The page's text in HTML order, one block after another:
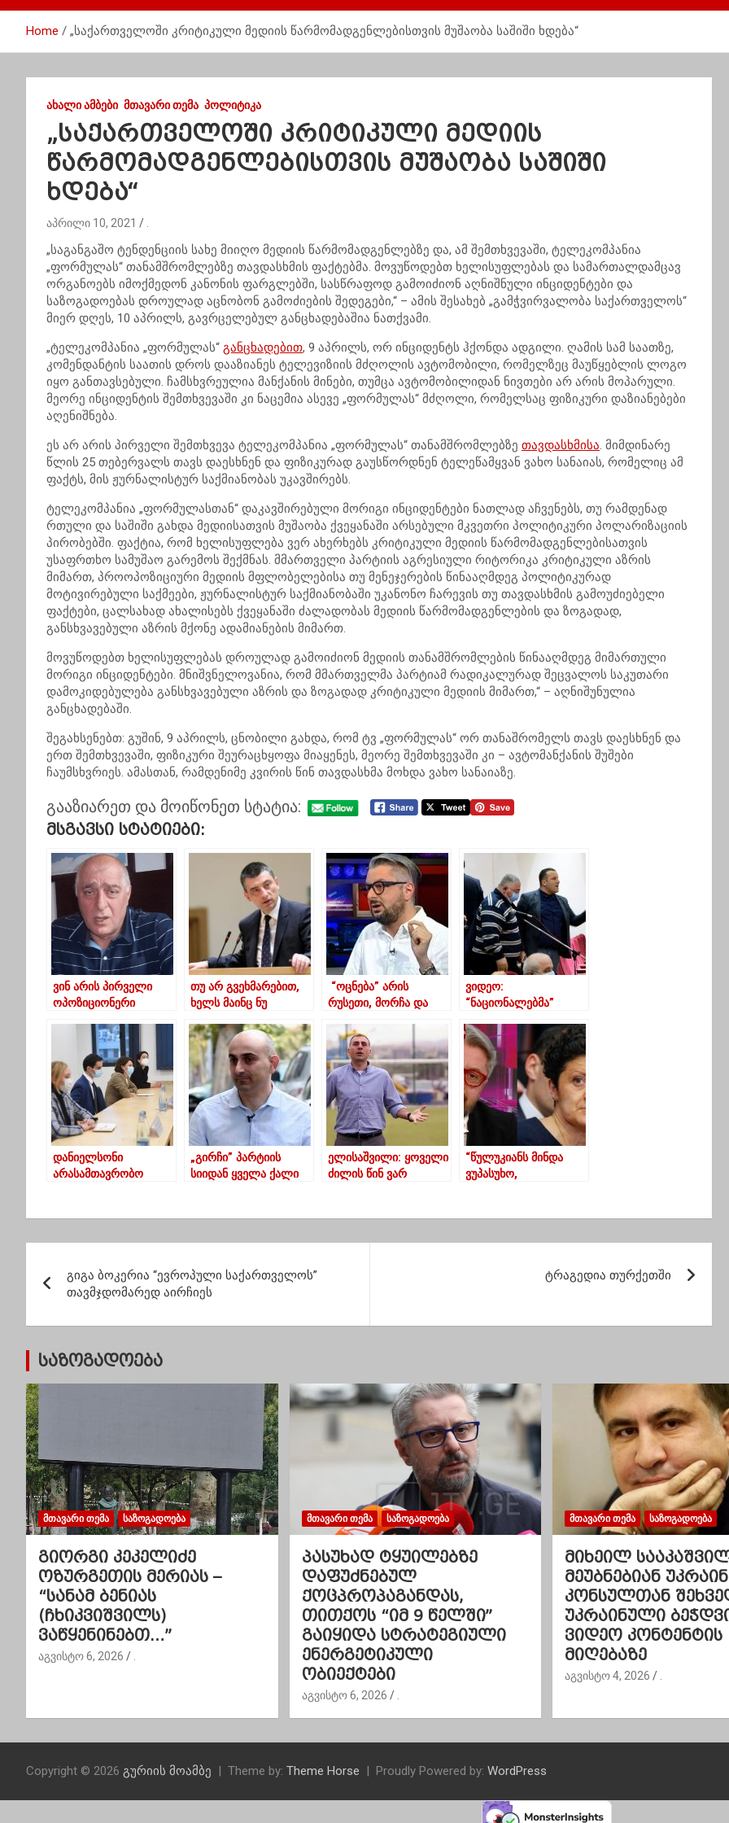
Home „საქართველოში კრიტიკული მედიის წარმომადგენლებისთვის მუშაობა საშიში ხდება“
ᲐᲮᲐᲚᲘ ᲐᲛᲑᲔᲑᲘ ᲛᲗᲐᲕᲐᲠᲘ ᲗᲔᲛᲐ ᲞᲝᲚᲘᲢᲘᲙᲐ
„საქართველოში კრიტიკული მედიის
წარმომადგენლებისთვის მუშაობა საშიში
ხდება“
აპრილი 10, 2021
„საგანგაშო ტენდენციის სახე მიიღო მედიის წარმომადგენლებზე და, ამ შემთხვევაში, ტელეკომპანია
„ფორმულას“ თანამშრომლებზე თავდასხმის ფაქტებმა. მოვუწოდებთ ხელისუფლებას და სამართალდამცავ
ორგანოებს იმოქმედონ კანონის ფარგლებში, სასწრაფოდ გამოიძიონ აღნიშნული ინციდენტები და
საზოგადოებას დროულად აცნობონ გამოძიების შედეგები,“ – ამის შესახებ „გამჭვირვალობა საქართველოს“
მიერ დღეს, 10 აპრილს, გავრცელებულ განცხადებაშია ნათქვამი.
„ტელეკომპანია „ფორმულას“ განცხადებით, 9 აპრილს, ორ ინციდენტს ჰქონდა ადგილი. ღამის სამ საათზე,
კომენდანტის საათის დროს დააზიანეს ტელევიზიის მძღოლის ავტომობილი, რომელზეც მაუწყებლის ლოგო
იყო განთავსებული. ჩამსხვრეულია მანქანის მინები, თუმცა ავტომობილიდან ნივთები არ არის მოპარული.
მეორე ინციდენტის შემთხვევაში კი ნაცემია ასევე „ფორმულას“ მძღოლი, რომელსაც ფიზიკური დაზიანებები
აღენიშნება.
ეს არ არის პირველი შემთხვევა ტელეკომპანია „ფორმულას“ თანამშრომლებზე თავდასხმისა. მიმდინარე
წლის 25 თებერვალს თავს დაესხნენ და ფიზიკურად გაუსწორდნენ ტელეწამყვან ვახო სანაიას, რომელიც ამ
ფაქტს, მის ჟურნალისტურ საქმიანობას უკავშირებს.
ტელეკომპანია „ფორმულასთან“ დაკავშირებული მორიგი ინციდენტები ნათლად აჩვენებს, თუ რამდენად
რთული და საშიში გახდა მედიისათვის მუშაობა ქვეყანაში არსებული მკვეთრი პოლიტიკური პოლარიზაციის
პირობებში. ფაქტია, რომ ხელისუფლება ვერ ახერხებს კრიტიკული მედიის წარმომადგენლებისათვის
უსაფრთხო სამუშაო გარემოს შექმნას. მმართველი პარტიის აგრესიული რიტორიკა კრიტიკული აზრის
მიმართ, პროოპოზიციური მედიის მფლობელებისა თუ მენეჯერების წინააღმდეგ პოლიტიკურად
მოტივირებული საქმეები, ჟურნალისტურ საქმიანობაში უკანონო ჩარევის თუ თავდასხმის გამოუძიებელი
ფაქტები, ცალსახად ახალისებს ქვეყანაში ძალადობას მედიის წარმომადგენლების და ზოგადად,
განსხვავებული აზრის მქონე ადამიანების მიმართ.
მოვუწოდებთ ხელისუფლებას დროულად გამოიძიონ მედიის თანამშრომლების წინააღმდეგ მიმართული
მორიგი ინციდენტები. მნიშვნელოვანია, რომ მმართველმა პარტიამ რადიკალურად შეცვალოს საკუთარი
დამოკიდებულება განსხვავებული აზრის და ზოგადად კრიტიკული მედიის მიმართ,“ – აღნიშუნულია
განცხადებაში.
შეგახსენებთ: გუშინ, 9 აპრილს, ცნობილი გახდა, რომ ტვ „ფორმულას“ ორ თანაშრომელს თავს დაესხნენ და
ერთ შემთხვევაში, ფიზიკური შეურაცხყოფა მიაყენეს, მეორე შემთხვევაში კი – ავტომანქანის შუშები
ჩაუმსხვრიეს. ამასთან, რამდენიმე კვირის წინ თავდასხმა მოხდა ვახო სანაიაზე.
გააზიარეთ და მოიწონეთ სტატია:
Მსგავსი Სტატიები:
ვინ არის პირველი
ოპოზიციონერი
პარლამენტში შედის
თუ არ გვეხმარებით,
ხელს მაინც ნუ
ოპოზიციას
“ოცნება” არის
რუსეთი, მორჩა და
გვარამია
ვიდეო:
“ნაციონალებმა”
შეუტიეს
დანიელსონი
არასამთავრობო
ხვდება
„გირჩი” პარტიის
სიიდან ყველა ქალი
ელისაშვილი: ყოველი
ძილის წინ ვარ
“წულუკიანს მინდა
ვუპასუხო,
ლეშიჭამიაო,
მოგიწევთ წასვლა,
ო
ს
ტ
ი
ს
ნ
ა
ვ
ი
გ
ა
ც
ა
გიგა ბოკერია “ევროპული საქართველოს”
თავმჯდომარედ აირჩიეს
ტრაგედია თურქეთში
საზოგადოება
ᲛᲗᲐᲕᲐᲠᲘ ᲗᲔᲛᲐ ᲡᲐᲖᲝᲒᲐᲓᲝᲔᲑᲐ
გიორგი კეკელიძე
ოზურგეთის მერიას –
“სანამ ბენიას
(ჩხიკვიშვილს)
ვაწყენინებთ…”
აგვისტო 6, 2026
ᲛᲗᲐᲕᲐᲠᲘ ᲗᲔᲛᲐ ᲡᲐᲖᲝᲒᲐᲓᲝᲔᲑᲐ
პასუხად ტყუილებზე
დაფუძნებულ
ქოცპროპაგანდას,
თითქოს “იმ 9 წელში”
გაიყიდა სტრატეგიული
ენერგეტიკული
ობიექტები
აგვისტო 6, 2026
ᲛᲗᲐᲕᲐᲠᲘ ᲗᲔᲛᲐ ᲡᲐᲖᲝᲒᲐᲓᲝᲔᲑᲐ
მიხეილ
მეუბნებიან
კონსულთან
უკრაინული
ვიდეო კონტენტის
მიღებაზე
აგვისტო 4, 2026
Copyright © 2026 გურიის მოამბე Theme by: Theme Horse Proudly Powered by: WordPress